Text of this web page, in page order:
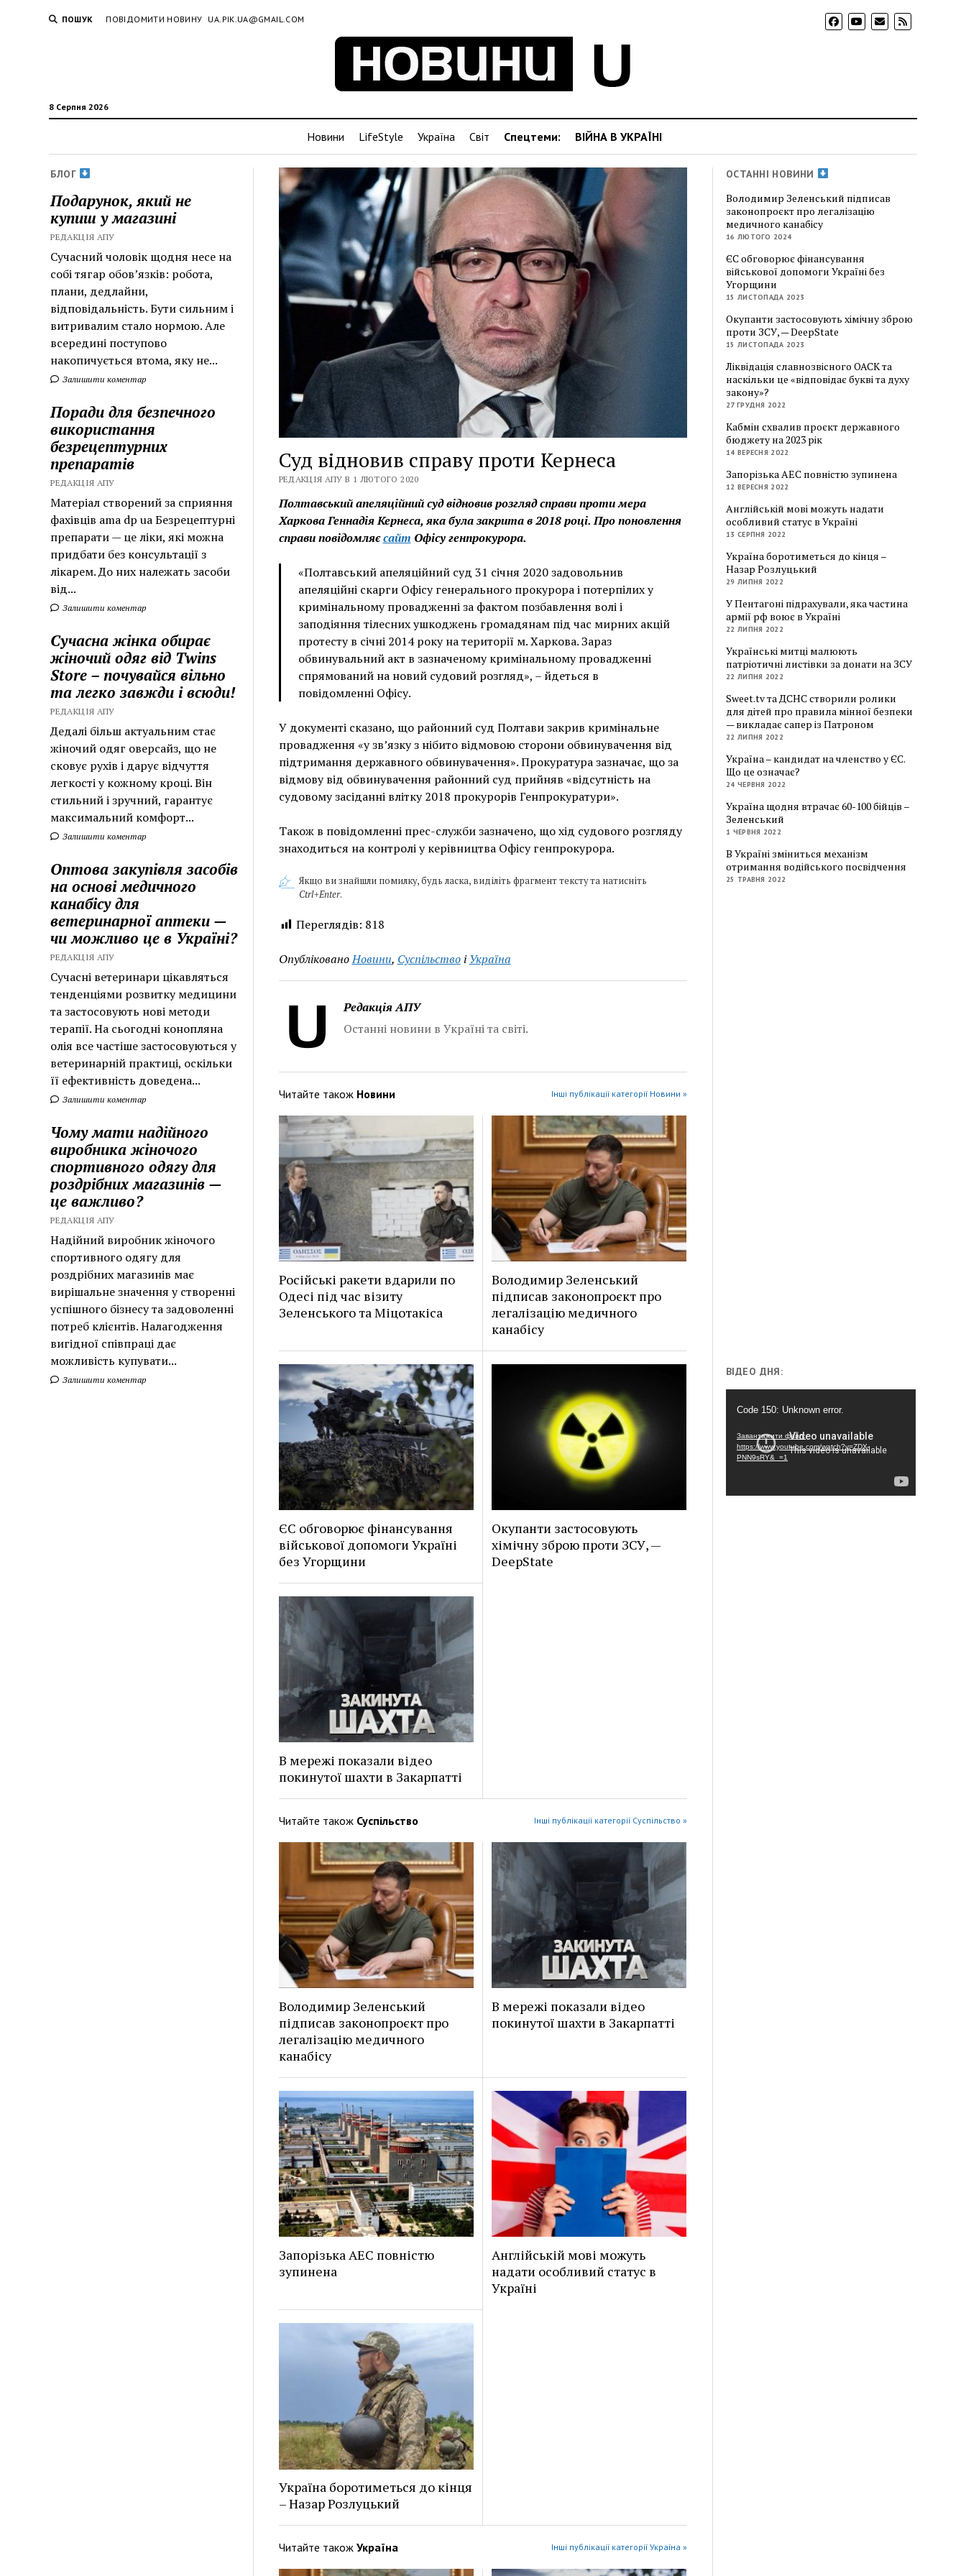
ПОШУК ПОВІДОМИТИ НОВИНУ UA.PIK.UA@GMAIL.COM
8 Серпня 2026
Новини LifeStyle Україна Світ Спецтеми: ВІЙНА В УКРАЇНІ
БЛОГ
Подарунок, який не
купиш у магазині
РЕДАКЦІЯ АПУ
Сучасний чоловік щодня несе на
собі тягар обов’язків: робота,
плани, дедлайни,
відповідальність. Бути сильним і
витривалим стало нормою. Але
всередині поступово
накопичується втома, яку не...
Залишити коментар
Поради для безпечного
використання
безрецептурних
препаратів
РЕДАКЦІЯ АПУ
Матеріал створений за сприяння
фахівців ama dp ua Безрецептурні
препарати — це ліки, які можна
придбати без консультації з
лікарем. До них належать засоби
від...
Залишити коментар
Сучасна жінка обирає
жіночий одяг від Twins
Store – почувайся вільно
та легко завжди і всюди!
РЕДАКЦІЯ АПУ
Дедалі більш актуальним стає
жіночий одяг оверсайз, що не
сковує рухів і дарує відчуття
легкості у кожному кроці. Він
стильний і зручний, гарантує
максимальний комфорт...
Залишити коментар
Оптова закупівля засобів
на основі медичного
канабісу для
ветеринарної аптеки —
чи можливо це в Україні?
РЕДАКЦІЯ АПУ
Сучасні ветеринари цікавляться
тенденціями розвитку медицини
та застосовують нові методи
терапії. На сьогодні конопляна
олія все частіше застосовуються у
ветеринарній практиці, оскільки
її ефективність доведена...
Залишити коментар
Чому мати надійного
виробника жіночого
спортивного одягу для
роздрібних магазинів —
це важливо?
РЕДАКЦІЯ АПУ
Надійний виробник жіночого
спортивного одягу для
роздрібних магазинів має
вирішальне значення у створенні
успішного бізнесу та задоволенні
потреб клієнтів. Налагодження
вигідної співпраці дає
можливість купувати...
Залишити коментар
Суд відновив справу проти Кернеса
РЕДАКЦІЯ АПУ В 1 ЛЮТОГО 2020
Полтавський апеляційний суд відновив розгляд справи проти мера
Харкова Геннадія Кернеса, яка була закрита в 2018 році. Про поновлення
справи повідомляєсайт Офісу генпрокурора.
«Полтавський апеляційний суд 31 січня 2020 задовольнив
апеляційні скарги Офісу генерального прокурора і потерпілих у
кримінальному провадженні за фактом позбавлення волі і
заподіяння тілесних ушкоджень громадянам під час мирних акцій
протесту в січні 2014 року на території м. Харкова. Зараз
обвинувальний акт в зазначеному кримінальному провадженні
спрямований на новий судовий розгляд», – йдеться в
повідомленні Офісу.
У документі сказано, що районний суд Полтави закрив кримінальне
провадження «у зв’язку з нібито відмовою сторони обвинувачення від
підтримання державного обвинувачення». Прокуратура зазначає, що за
відмову від обвинувачення районний суд прийняв «відсутність на
судовому засіданні влітку 2018 прокурорів Генпрокуратури».
Також в повідомленні прес-служби зазначено, що хід судового розгляду
знаходиться на контролі у керівництва Офісу генпрокурора.
Якщо ви знайшли помилку, будь ласка, виділіть фрагмент тексту та натисніть
Ctrl+Enter.
Переглядів: 818
ОпублікованоНовини, СуспільствоіУкраїна
Редакція АПУ
Останні новини в Україні та світі.
Читайте також Новини Інші публікації категорії Новини »
Російські ракети вдарили по
Одесі під час візиту
Зеленського та Міцотакіса
Володимир Зеленський
підписав законопроєкт про
легалізацію медичного
канабісу
ЄС обговорює фінансування
військової допомоги Україні
без Угорщини
Окупанти застосовують
хімічну зброю проти ЗСУ, —
DeepState
В мережі показали відео
покинутої шахти в Закарпатті
Читайте також Суспільство Інші публікації категорії Суспільство »
Володимир Зеленський
підписав законопроєкт про
легалізацію медичного
канабісу
В мережі показали відео
покинутої шахти в Закарпатті
Запорізька АЕС повністю
зупинена
Англійській мові можуть
надати особливий статус в
Україні
Україна боротиметься до кінця
– Назар Розлуцький
Читайте також Україна Інші публікації категорії Україна »
ОСТАННІ НОВИНИ
Володимир Зеленський підписав
законопроєкт про легалізацію
медичного канабісу
16 ЛЮТОГО 2024
ЄС обговорює фінансування
військової допомоги Україні без
Угорщини
15 ЛИСТОПАДА 2023
Окупанти застосовують хімічну зброю
проти ЗСУ, — DeepState
15 ЛИСТОПАДА 2023
Ліквідація славнозвісного ОАСК та
наскільки це «відповідає букві та духу
закону»?
27 ГРУДНЯ 2022
Кабмін схвалив проєкт державного
бюджету на 2023 рік
14 ВЕРЕСНЯ 2022
Запорізька АЕС повністю зупинена
12 ВЕРЕСНЯ 2022
Англійській мові можуть надати
особливий статус в Україні
13 СЕРПНЯ 2022
Україна боротиметься до кінця –
Назар Розлуцький
29 ЛИПНЯ 2022
У Пентагоні підрахували, яка частина
армії рф воює в Україні
22 ЛИПНЯ 2022
Українські митці малюють
патріотичні листівки за донати на ЗСУ
22 ЛИПНЯ 2022
Sweet.tv та ДСНС створили ролики
для дітей про правила мінної безпеки
— викладає сапер із Патроном
22 ЛИПНЯ 2022
Україна – кандидат на членство у ЄС.
Що це означає?
24 ЧЕРВНЯ 2022
Україна щодня втрачає 60-100 бійців –
Зеленський
1 ЧЕРВНЯ 2022
В Україні зміниться механізм
отримання водійського посвідчення
25 ТРАВНЯ 2022
ВІДЕО ДНЯ:
Code 150: Unknown error.
Завантажити файл:
https://www.youtube.com/watch?v=ZDX-
PNN9sRY&_=1